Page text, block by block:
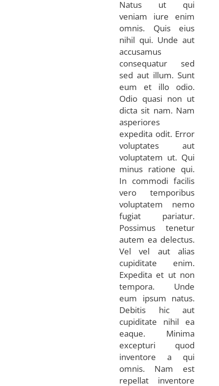
Natus ut qui
veniam iure enim
omnis. Quis eius
nihil qui. Unde aut
accusamus
consequatur sed
sed aut illum. Sunt
eum et illo odio.
Odio quasi non ut
dicta sit nam. Nam
asperiores
expedita odit. Error
voluptates aut
voluptatem ut. Qui
minus ratione qui.
In commodi facilis
vero temporibus
voluptatem nemo
fugiat pariatur.
Possimus tenetur
autem ea delectus.
Vel vel aut alias
cupiditate enim.
Expedita et ut non
tempora. Unde
eum ipsum natus.
Debitis hic aut
cupiditate nihil ea
eaque. Minima
excepturi quod
inventore a qui
omnis. Nam est
repellat inventore